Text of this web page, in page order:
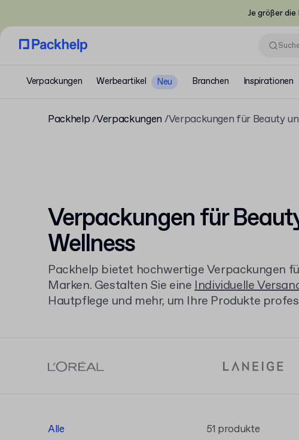
Je größer
Verpackungen Werbeartikel Neu Branchen Inspirationen
Packhelp Verpackungen Verpackungen für Beauty
Verpackungen für
Wellness
Packhelp bietet hochwertige Verpackungen
Marken. Gestalten Sie eineIndividuelle
Hautpflege und mehr, um Ihre Produkte
Alle
51 produkte